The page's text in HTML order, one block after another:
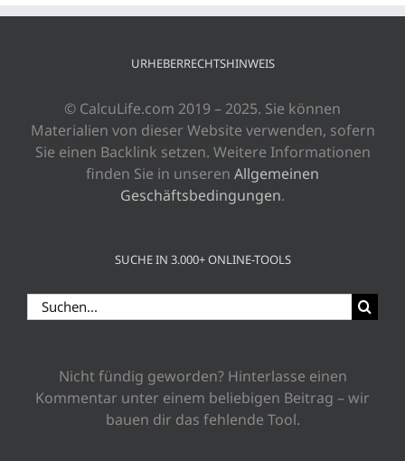
URHEBERRECHTSHINWEIS
© CalcuLife.com 2019 – 2025. Sie können
Materialien von dieser Website verwenden, sofern
Sie einen Backlink setzen. Weitere Informationen
finden Sie in unseren Allgemeinen
Geschäftsbedingungen.
SUCHE IN 3.000+ ONLINE-TOOLS
Suche
nach:
Nicht fündig geworden? Hinterlasse einen
Kommentar unter einem beliebigen Beitrag – wir
bauen dir das fehlende Tool.